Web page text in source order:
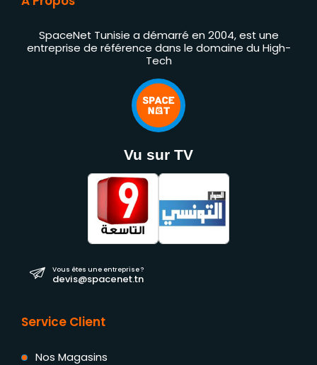
SpaceNet Tunisie a démarré en 2004, est une
entreprise de référence dans le domaine du High-
Tech
Vu sur TV
Vous êtes une entreprise ?
devis@spacenet.tn
Service Client
Nos Magasins